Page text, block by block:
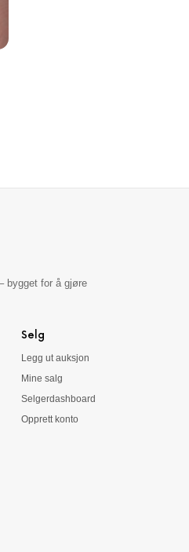
bygget for å gjøre
Selg
Legg ut auksjon
Mine salg
Selgerdashboard
Opprett konto